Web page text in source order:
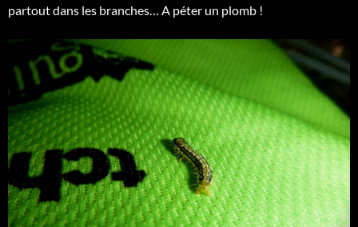
partout dans les branches… A péter un plomb !